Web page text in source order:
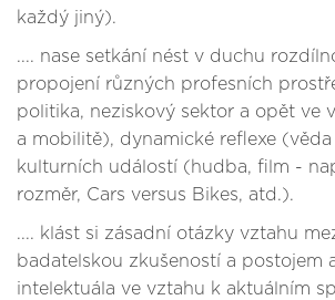
každý jiný).
.... nase setkání nést v duchu
propojení různých profesních
politika, neziskový sektor a opět ve
a mobilitě), dynamické reflexe
kulturních událostí (hudba, film -
rozměr, Cars versus Bikes, atd.).
.... klást si zásadní otázky vztahu
badatelskou zkušeností a postojem
intelektuála ve vztahu k aktuálním